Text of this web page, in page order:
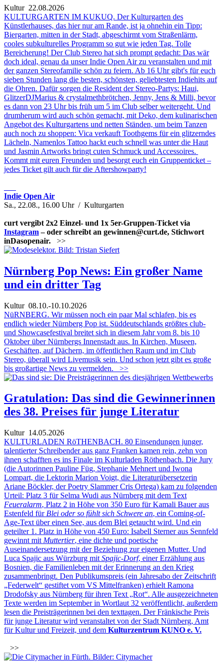
Kultur22.08.2026
KULTURGARTEN IM KUKUQ. Der Kulturgarten des
Künstlerhauses, das hier nur am Rande, ist ja ohnehin ein Tipp:
Biergarten, mitten in der Stadt, abgeschirmt vom Straßenlärm,
cooles subkulturelles Programm so gut wie jeden Tag. Tolle
Bereicherung! Der Club Stereo hat sich prompt gedacht: Das wär
doch ideal, genau da unser Indie Open Air zu veranstalten und mit
der ganzen Stereofamilie schön zu feiern. Ab 16 Uhr gibt's für euch
sieben Stunden lang die besten, schönsten, geliebtesten Indiehits auf
die Ohren. Dafür sorgen die Resident der Stereo-Partys: Haui,
GlitzerDJMarius & crystalmethbrötchen, Jenny, Jens & Milli, bevor
es dann von 23 Uhr bis früh um 5 im Club selber weitergeht. Und
drumherum wird auch schön gemacht, mit Deko, dem kulinarischen
Angebot des Kulturgartens und netten Ständen, um beim Tanzen
auch noch zu shoppen: Vica verkauft Toothgems für ein glitzerndes
Lächeln, Namenlos Tattoo hackt euch schnell was unter die Haut
und Jasmin Artworks bringt cuten Schmuck und Accessoires.
Kommt mit euren Freunden und besorgt euch ein Gruppenticket –
jedes Ticket gilt auch für die Aftershowparty!
Indie Open Air
Sa., 22.08., 16.00 Uhr / Kulturgarten
curt vergibt 2x2 Einzel- und 1x 5er-Gruppen-Ticket via
Instagram– oder schreibt an gewinnen@curt.de, Stichwort
inDasopenair.
>>
Nürnberg Pop News: Ein großer Name
und ein dritter Tag
Kultur08.10.-10.10.2026
NüRNBERG. Wir müssen noch ein paar Mal schlafen, bis es
endlich wieder Nürnberg Pop ist. Süddeutschlands größtes club-
und Showcasefestival breitet sich in diesem Jahr vom 8. bis 10
Oktober über Nürnbergs Innenstadt aus. In Kirchen, Museen,
Geschäften, auf Dächern, im öffentlichen Raum und im Club
Stereo, überall wird Livemusik sein. Und schon jetzt gibt es große
bis großartige News zu vermelden.
>>
Gratulation: Das sind die Gewinnerinnen
des 38. Preises für junge Literatur
Kultur14.05.2026
KULTURLADEN RöTHENBACH. 80 Einsendungen junger,
talentierter Schreibender aus ganz Franken kamen rein, zehn von
ihnen schafften es ins Finale im Kulturladen Röthenbach. Die Jury
(die Autorinnen Pauline Füg, Stephanie Mehnert und Iwona
Lompart, die Lektorin Marion Voigt, die Literaturübersetzerin
Ariane Böckler, der Poetry Slammer Cris Ortega) kam zu folgenden
Urteil: Platz 3 für Selma Wudi aus Nürnberg mit dem Text
Feueralarm, Platz 2 in Höhe von 350 Euro für Kamali Bauer aus
Estenfeld für Blei oder so fühlt sich Schwere an, ein Coming-of-
Age-Text über einen See, aus dem Blei getaucht wird. Und ein
geteilter 1. Platz in Höhe von 450 Euro: Isabell Sterner aus Sennfeld
gewinnt mit Muttertier, eine dichte und poetische
Auseinandersetzung mit der Beziehung zur eigenen Mutter. Und
Luca Spajic aus Würzburg mit Spajic-Dorf, einer Erzählung aus
Bosnien, die Familienleben mit der Erinnerung an den Krieg
zusammenbringt. Den Publikumspreis (ein Jahresabo der Zeitschrift
„Federwelt“ gestiftet vom VS Mittelfranken) erhielt Ramona
Drodofsky aus Nürnberg für ihren Text „Rot“. Alle ausgezeichneten
Texte werden im September in Wortlaut 32 veröffentlicht, außerdem
lesen die Preisträgerinnen bei den texttagen. Der Fränkische Preis
für junge Literatur wird veranstaltet von der Stadt Nürnberg, Amt
für Kultur und Freizeit, und dem Kulturzentrum KUNO e. V.
>>